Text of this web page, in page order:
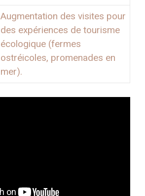
Augmentation des visites pour
des expériences de tourisme
écologique (fermes
ostréicoles, promenades en
mer).